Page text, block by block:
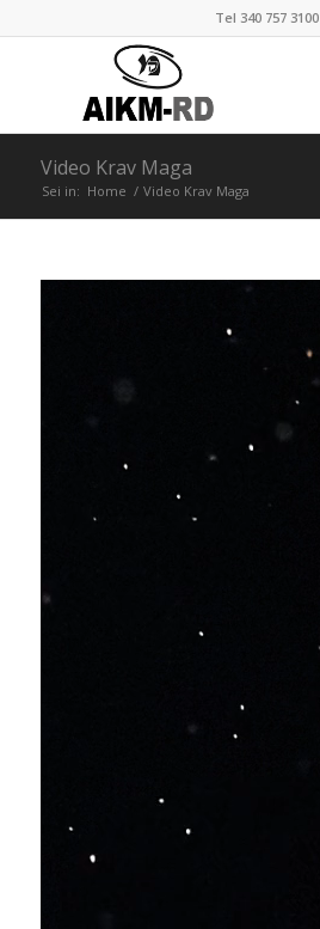
Tel 340 757 3100
Video Krav Maga
Sei in: Home / Video Krav Maga